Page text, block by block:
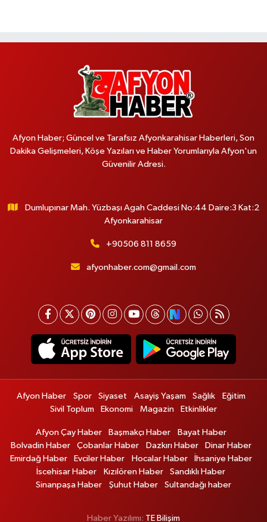
Afyon Haber; Güncel ve Tarafsız Afyonkarahisar Haberleri, Son
Dakika Gelişmeleri, Köşe Yazıları ve Haber Yorumlarıyla Afyon'un
Güvenilir Adresi.
Dumlupınar Mah. Yüzbaşı Agah Caddesi No:44 Daire:3 Kat:2
Afyonkarahisar
+90506 811 8659
afyonhaber.com@gmail.com
Afyon Haber Spor Siyaset Asayiş Yaşam Sağlık
Eğitim
Sivil Toplum
Ekonomi Magazin Etkinlikler
Afyon Çay Haber Başmakçı Haber
Bayat Haber
Bolvadin Haber
Çobanlar Haber Dazkırı Haber
Dinar Haber
Emirdağ Haber
Evciler Haber Hocalar Haber
İhsaniye Haber
İscehisar Haber
Kızılören Haber
Sandıklı Haber
Sinanpaşa Haber
Şuhut Haber Sultandağı haber
Haber Yazılımı: TE Bilişim